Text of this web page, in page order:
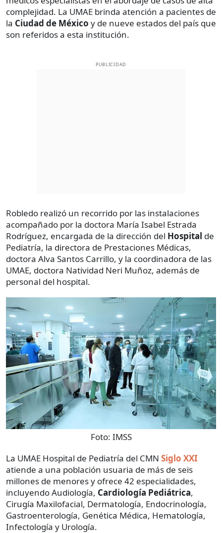
complejidad. La UMAE brinda atención a pacientes de
la Ciudad de México y de nueve estados del país que
son referidos a esta institución.
PUBLICIDAD
Robledo realizó un recorrido por las instalaciones
acompañado por la doctora María Isabel Estrada
Rodríguez, encargada de la dirección del Hospital de
Pediatría, la directora de Prestaciones Médicas,
doctora Alva Santos Carrillo, y la coordinadora de las
UMAE, doctora Natividad Neri Muñoz, además de
personal del hospital.
Foto: IMSS
La UMAE Hospital de Pediatría del CMN Siglo XXI
atiende a una población usuaria de más de seis
millones de menores y ofrece 42 especialidades,
incluyendo Audiología, Cardiología Pediátrica,
Cirugía Maxilofacial, Dermatología, Endocrinología,
Gastroenterología, Genética Médica, Hematología,
Infectología y Urología.